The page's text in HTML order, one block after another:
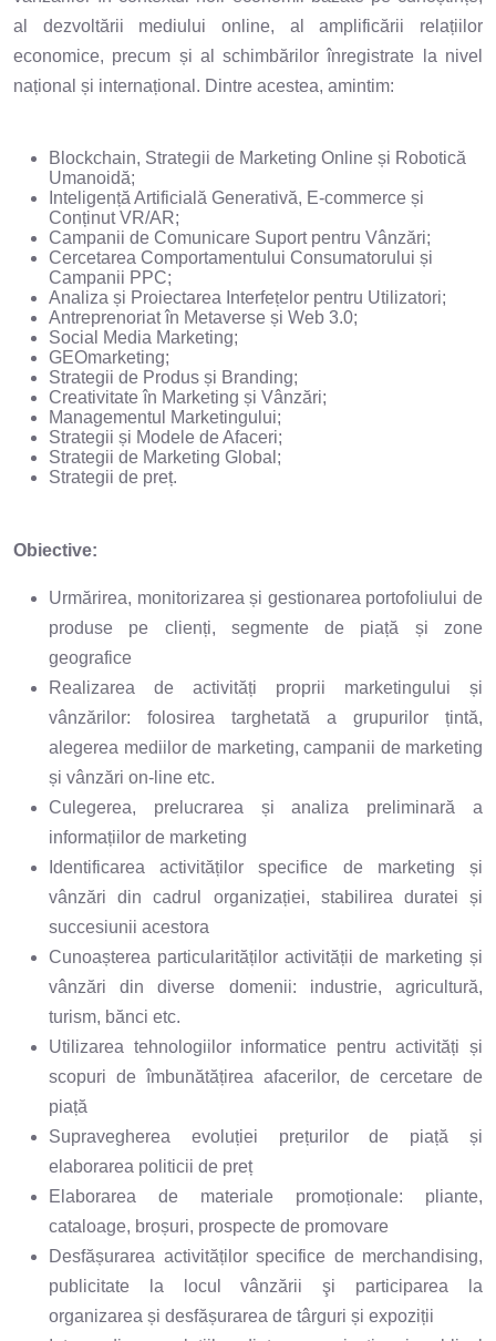
al dezvoltării mediului online, al amplificării relațiilor
economice, precum și al schimbărilor înregistrate la nivel
național și internațional. Dintre acestea, amintim:
Blockchain, Strategii de Marketing Online și Robotică
Umanoidă;
Inteligență Artificială Generativă, E-commerce și
Conținut VR/AR;
Campanii de Comunicare Suport pentru Vânzări;
Cercetarea Comportamentului Consumatorului și
Campanii PPC;
Analiza și Proiectarea Interfețelor pentru Utilizatori;
Antreprenoriat în Metaverse și Web 3.0;
Social Media Marketing;
GEOmarketing;
Strategii de Produs și Branding;
Creativitate în Marketing și Vânzări;
Managementul Marketingului;
Strategii și Modele de Afaceri;
Strategii de Marketing Global;
Strategii de preț.
Obiective:
Urmărirea, monitorizarea și gestionarea portofoliului de
produse pe clienți, segmente de piață și zone
geografice
Realizarea de activități proprii marketingului și
vânzărilor: folosirea targhetată a grupurilor țintă,
alegerea mediilor de marketing, campanii de marketing
și vânzări on-line etc.
Culegerea, prelucrarea și analiza preliminară a
informațiilor de marketing
Identificarea activităților specifice de marketing și
vânzări din cadrul organizației, stabilirea duratei și
succesiunii acestora
Cunoașterea particularităților activității de marketing și
vânzări din diverse domenii: industrie, agricultură,
turism, bănci etc.
Utilizarea tehnologiilor informatice pentru activități și
scopuri de îmbunătățirea afacerilor, de cercetare de
piață
Supravegherea evoluției prețurilor de piață și
elaborarea politicii de preț
Elaborarea de materiale promoționale: pliante,
cataloage, broșuri, prospecte de promovare
Desfășurarea activităților specifice de merchandising,
publicitate la locul vânzării şi participarea la
organizarea și desfășurarea de târguri și expoziții